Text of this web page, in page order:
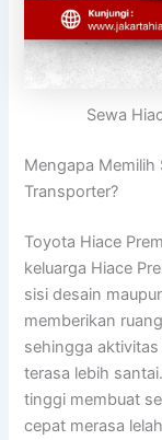
Sewa
Mengapa Memilih
Transporter?
Toyota Hiace
keluarga Hiace
sisi desain
memberikan
sehingga
terasa lebih
tinggi membuat
cepat merasa